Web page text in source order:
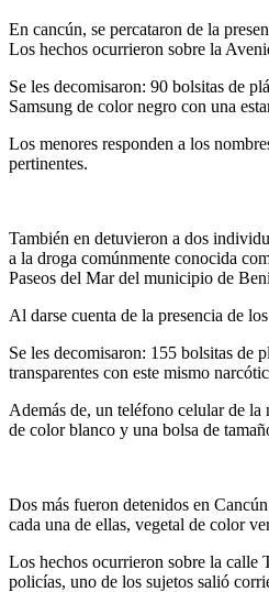
En cancún, se percataron de la
Los hechos ocurrieron sobre la
Se les decomisaron: 90 bolsitas de
Samsung de color negro con una
Los menores responden a los
pertinentes.
También en detuvieron a dos
a la droga comúnmente conocida
Paseos del Mar del municipio de
Al darse cuenta de la presencia de
Se les decomisaron: 155 bolsitas de
transparentes con este mismo
Además de, un teléfono celular de
de color blanco y una bolsa de
Dos más fueron detenidos en
cada una de ellas, vegetal de color
Los hechos ocurrieron sobre la calle
policías, uno de los sujetos salió